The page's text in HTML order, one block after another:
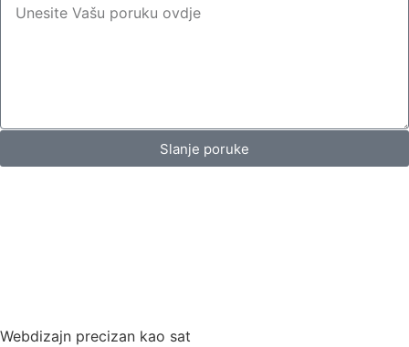
Slanje poruke
Webdizajn precizan kao sat